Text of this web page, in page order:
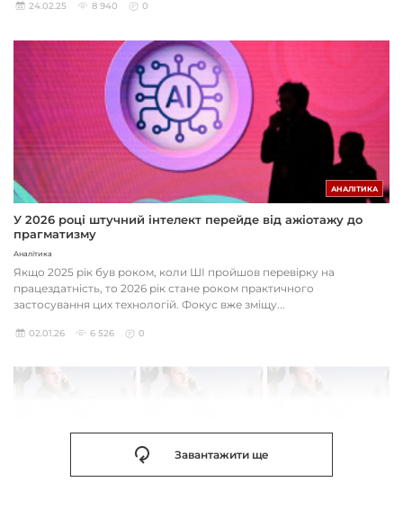
24.02.25 8 940 0
АНАЛІТИКА
У 2026 році штучний інтелект перейде від ажіотажу до
прагматизму
Аналітика
Якщо 2025 рік був роком, коли ШІ пройшов перевірку на
працездатність, то 2026 рік стане роком практичного
застосування цих технологій. Фокус вже зміщу...
02.01.26 6 526 0
Завантажити ще